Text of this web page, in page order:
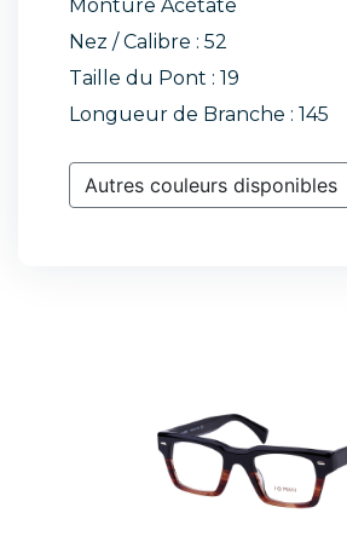
Monture Acétate
Nez / Calibre : 52
Taille du Pont : 19
Longueur de Branche : 145
Autres couleurs disponibles